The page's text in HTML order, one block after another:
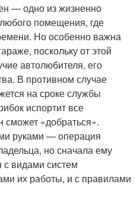
— одно из жизненно
помещения, где
Но особенно важна
поскольку от этой
автолюбителя, его
В противном случае
на сроке службы
испортит все
сможет «добраться».
руками — операция
но сначала ему
с видами систем
их работы, и с правилами